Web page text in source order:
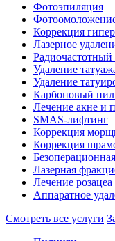
Фотоэпиляция
Коррекция
Лазерное
Удаление
Удаление
Карбоновый
Лечение акне и
SMAS-лифтинг
Коррекция
Коррекция
Лазерная
Лечение розацеа
Аппаратное
Смотреть все услуги